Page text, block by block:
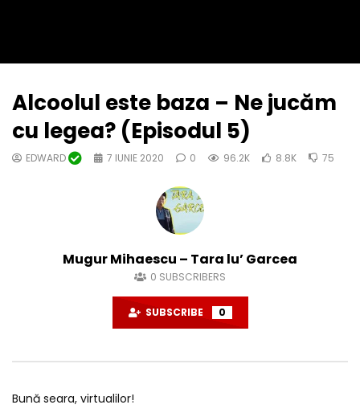
Alcoolul este baza – Ne jucăm
cu legea? (Episodul 5)
EDWARD 7 IUNIE 2020 0 96.2K 8.8K 75
Mugur Mihaescu – Tara lu’ Garcea
0 SUBSCRIBERS
SUBSCRIBE 0
Bună seara, virtualilor!